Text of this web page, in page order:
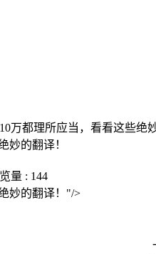
万都理所应当，看看这些绝
妙的翻译！
量 : 144
妙的翻译！"/>